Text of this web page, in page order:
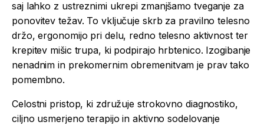
saj lahko z ustreznimi ukrepi zmanjšamo tveganje za
ponovitev težav. To vključuje skrb za pravilno telesno
držo, ergonomijo pri delu, redno telesno aktivnost ter
krepitev mišic trupa, ki podpirajo hrbtenico. Izogibanje
nenadnim in prekomernim obremenitvam je prav tako
pomembno.
Celostni pristop, ki združuje strokovno diagnostiko,
ciljno usmerjeno terapijo in aktivno sodelovanje